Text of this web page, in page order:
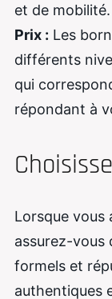
et de mobilité.
Prix : Les
différents
qui
répondant à
Lorsque vous
assurez-vous
formels et
authentiques